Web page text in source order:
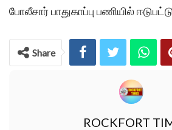
போலீசார் பாதுகாப்பு பணியில்
Share
ROCKFORT